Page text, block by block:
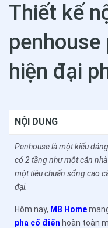
Thiết kế
penhouse
hiện đại
NỘI DUNG
Penhouse là một kiểu
có 2 tầng như một căn
một tiêu chuẩn sống cao
đại.
Hôm nay, MB Home
pha cổ điển hoàn toàn